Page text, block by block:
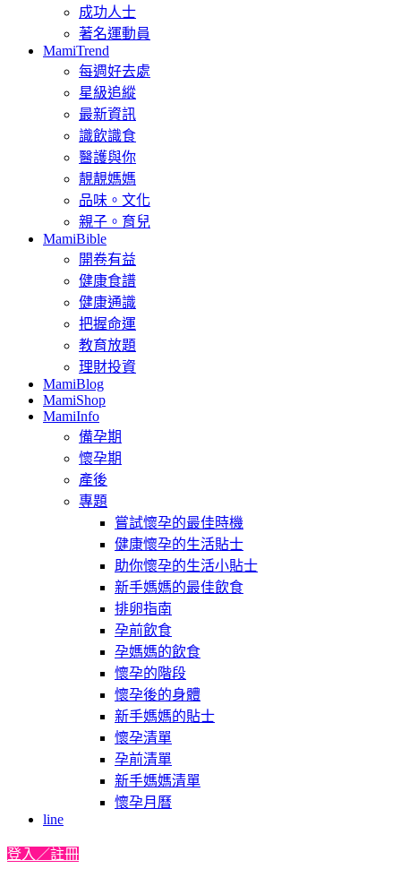
成功人士
著名運動員
MamiTrend
每週好去處
星級追縱
最新資訊
識飲識食
醫護與你
靚靚媽媽
品味。文化
親子。育兒
MamiBible
開卷有益
健康食譜
健康通識
把握命運
教育放題
理財投資
MamiBlog
MamiShop
MamiInfo
備孕期
懷孕期
產後
專題
嘗試懷孕的最佳時機
健康懷孕的生活貼士
助你懷孕的生活小貼士
新手媽媽的最佳飲食
排卵指南
孕前飲食
孕媽媽的飲食
懷孕的階段
懷孕後的身體
新手媽媽的貼士
懷孕清單
孕前清單
新手媽媽清單
懷孕月曆
line
登入／註冊